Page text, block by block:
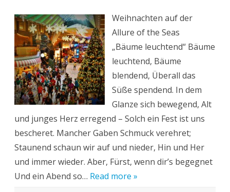
Allure
of
Weihnachten auf der
Allure of the Seas
„Bäume leuchtend“ Bäume
leuchtend, Bäume
blendend, Überall das
Süße spendend. In dem
Glanze sich bewegend, Alt
und junges Herz erregend – Solch ein Fest ist uns
bescheret. Mancher Gaben Schmuck verehret;
Staunend schaun wir auf und nieder, Hin und Her
und immer wieder. Aber, Fürst, wenn dir’s begegnet
Und ein Abend so… Read more »